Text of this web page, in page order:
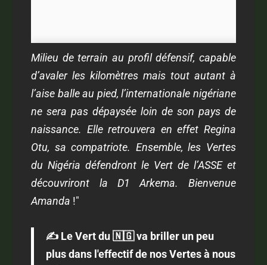
Milieu de terrain au profil défensif, capable
d’avaler les kilomètres mais tout autant à
l’aise balle au pied, l’internationale nigériane
ne sera pas dépaysée loin de son pays de
naissance. Elle retrouvera en effet Regina
Otu, sa compatriote. Ensemble, les Vertes
du Nigéria défendront le Vert de l’ASSE et
découvriront la D1 Arkema. Bienvenue
Amanda !"
✍️ Le Vert du 🇳🇬 va briller un peu
plus dans l'effectif de nos Vertes à nous